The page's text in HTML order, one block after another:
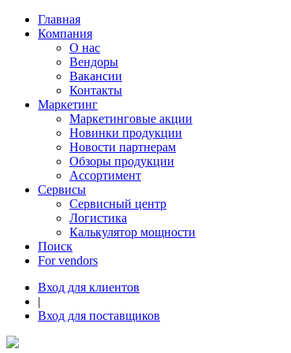
Главная
Компания
О нас
Вендоры
Вакансии
Контакты
Маркетинг
Маркетинговые акции
Новинки продукции
Новости партнерам
Обзоры продукции
Ассортимент
Сервисы
Сервисный центр
Логистика
Калькулятор мощности
Поиск
For vendors
Вход для клиентов
|
Вход для поставщиков